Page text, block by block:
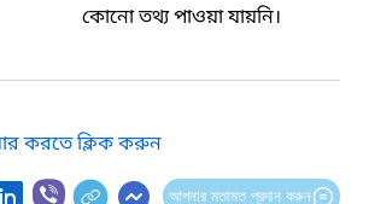
কোনো তথ্য পাওয়া যায়নি।
করতে ক্লিক করুন
আপনার মতামত প্রদান করুন